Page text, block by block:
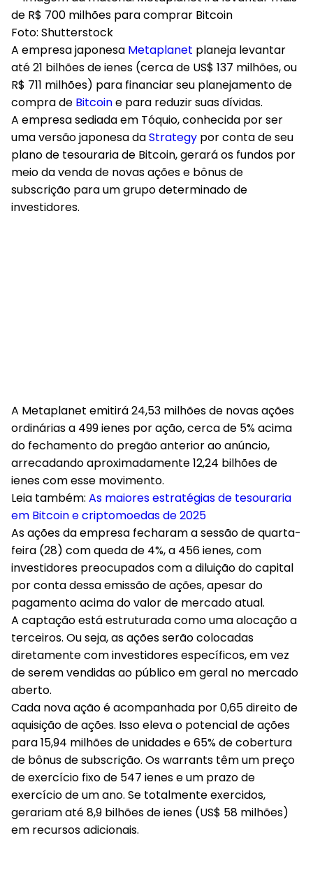
Foto: Shutterstock
A empresa japonesa Metaplanet planeja levantar
até 21 bilhões de ienes (cerca de US$ 137 milhões, ou
R$ 711 milhões) para financiar seu planejamento de
compra de Bitcoine para reduzir suas dívidas.
A empresa sediada em Tóquio, conhecida por ser
uma versão japonesa daStrategy por conta de seu
plano de tesouraria de Bitcoin,gerará os fundos por
meio da venda de novas ações e bônus de
subscrição para um grupo determinado de
investidores.
A Metaplanet emitirá 24,53 milhões de novas ações
ordinárias a 499 ienes por ação, cerca de 5% acima
do fechamento do pregão anterior ao anúncio,
arrecadando aproximadamente 12,24 bilhões de
ienes com esse movimento.
Leia também: As maiores estratégias de tesouraria
em Bitcoin e criptomoedas de 2025
As ações da empresa fecharam a sessão de quarta-
feira (28) com queda de 4%, a 456 ienes, com
investidores preocupados com a diluição do capital
por conta dessa emissão de ações, apesar do
pagamento acima do valor de mercado atual.
A captação está estruturada como uma alocação a
terceiros. Ou seja, as ações serão colocadas
diretamente com investidores específicos, em vez
de serem vendidas ao público em geral no mercado
aberto.
Cada nova ação é acompanhada por 0,65 direito de
aquisição de ações. Isso eleva o potencial de ações
para 15,94 milhões de unidades e 65% de cobertura
de bônus de subscrição. Os warrants têm um preço
de exercício fixo de 547 ienes e um prazo de
exercício de um ano. Se totalmente exercidos,
gerariam até 8,9 bilhões de ienes (US$ 58 milhões)
em recursos adicionais.